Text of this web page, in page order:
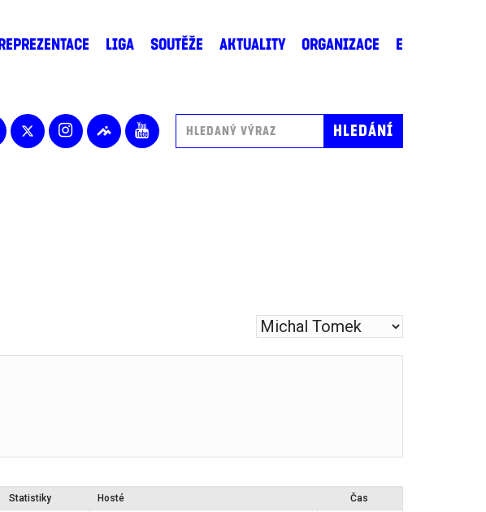
REPREZENTACE LIGA SOUTĚŽE AKTUALITY ORGANIZACE E
Statistiky Hosté Čas